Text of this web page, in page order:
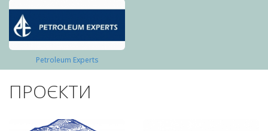
Petroleum Experts
ПРОЄКТИ